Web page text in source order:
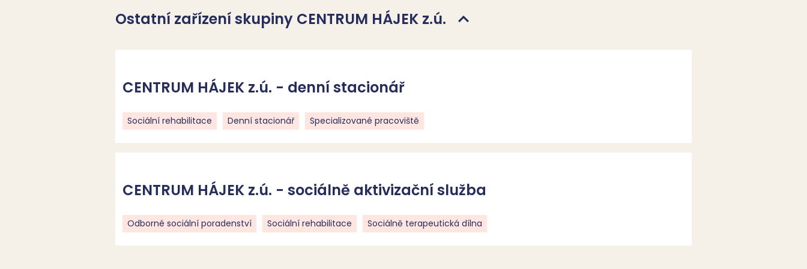
Ostatní zařízení skupiny CENTRUM HÁJEK z.ú.
CENTRUM HÁJEK z.ú. - denní stacionář
Sociální rehabilitace Denní stacionář Specializované pracoviště
CENTRUM HÁJEK z.ú. - sociálně aktivizační služba
Odborné sociální poradenství Sociální rehabilitace Sociálně terapeutická dílna